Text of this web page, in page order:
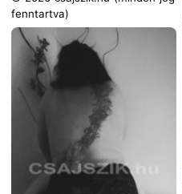
fenntartva)